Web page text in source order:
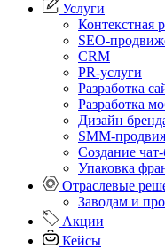
Услуги
Контекстная
SEO-
CRM
PR-услуги
Разработка
Разработка
Дизайн
SMM-
Создание
Упаковка
Отраслевые
Заводам и
Акции
Кейсы